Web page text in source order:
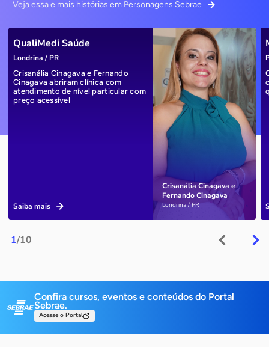
Veja essa e mais histórias em Personagens Sebrae
1/10
Crisanália Cinagava e
Fernando Cinagava
Londrina / PR
QualiMedi Saúde
Londrina / PR
Crisanália Cinagava e Fernando
Cinagava abriram clínica com
atendimento de nível particular com
preço acessível
Saiba mais
Confira cursos, eventos e conteúdos do Portal
Sebrae.
Acesse o Portal